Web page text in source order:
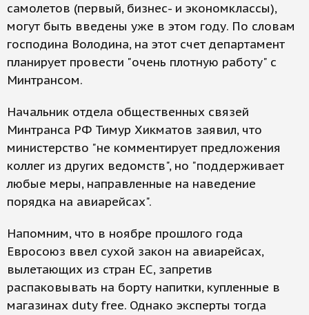
самолетов (первый, бизнес- и экономклассы),
могут быть введены уже в этом году. По словам
господина Володина, на этот счет департамент
планирует провести "очень плотную работу" с
Минтрансом.
Начальник отдела общественных связей
Минтранса РФ Тимур Хикматов заявил, что
министерство "не комментирует предложения
коллег из других ведомств", но "поддерживает
любые меры, направленные на наведение
порядка на авиарейсах".
Напомним, что в ноябре прошлого года
Евросоюз ввел сухой закон на авиарейсах,
вылетающих из стран ЕС, запретив
распаковывать на борту напитки, купленные в
магазинах duty free. Однако эксперты тогда